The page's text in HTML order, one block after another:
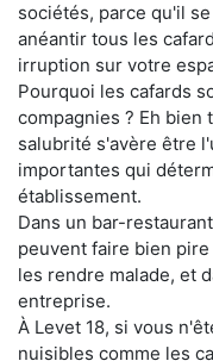
sociétés, parce qu'il
anéantir tous les
irruption sur votre
Pourquoi les cafards
compagnies ? Eh bien
salubrité s'avère être
importantes qui
établissement.
Dans un bar-
peuvent faire bien
les rendre malade, et
entreprise.
À Levet 18, si vous
nuisibles comme les